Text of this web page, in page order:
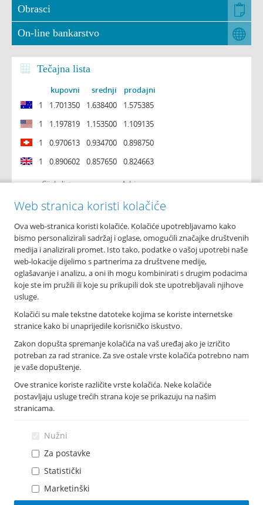
Obrasci
On-line bankarstvo
Tečajna lista
kupovni srednji
prodajni
1
1.701350 1.638400
1.575385
1
1.197819 1.153500
1.109135
1
0.970613 0.934700
0.898750
1
0.890602 0.857650 0.824663
Cijela lista Arhiva
O nama
Osnovni podaci
Podružnice i poslovnice
Bankomati
Financijska izvješća
Novosti
Imex banka d.d.
Tolstojeva 6, 21 000 Split
F: +385 021 345 588
info@imexbanka.hr
Info telefon
072 24 24 23
Web stranica koristi kolačiće
Ova web-stranica koristi kolačiće. Kolačiće upotrebljavamo kako
bismo personalizirali sadržaj i oglase, omogućili značajke društvenih
medija i analizirali promet. Isto tako, podatke o vašoj upotrebi naše
web-lokacije dijelimo s partnerima za društvene medije,
oglašavanje i analizu, a oni ih mogu kombinirati s drugim podacima
koje ste im pružili ili koje su prikupili dok ste upotrebljavali njihove
usluge.
Kolačići su male tekstne datoteke kojima se koriste internetske
stranice kako bi unaprijedile korisničko iskustvo.
Zakon dopušta spremanje kolačića na vaš uređaj ako je izričito
potreban za rad stranice. Za sve ostale vrste kolačića potrebno nam
je vaše dopuštenje.
Ove stranice koriste različite vrste kolačića. Neke kolačiće
postavljaju usluge trećih strana koje se prikazuju na našim
stranicama.
Nužni
Za postavke
Statistički
Marketinški